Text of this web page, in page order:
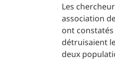
Les
association
ont
détruisaient
deux